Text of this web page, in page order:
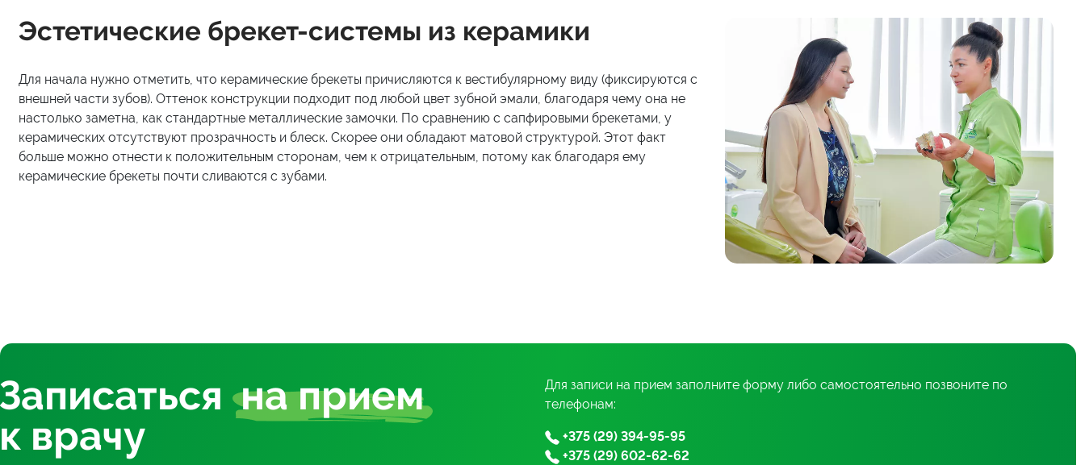
Эстетические брекет-системы из керамики
Для начала нужно отметить, что керамические брекеты причисляются к вестибулярному виду (фиксируются с
внешней части зубов). Оттенок конструкции подходит под любой цвет зубной эмали, благодаря чему она не
настолько заметна, как стандартные металлические замочки. По сравнению с сапфировыми брекетами, у
керамических отсутствуют прозрачность и блеск. Скорее они обладают матовой структурой. Этот факт
больше можно отнести к положительным сторонам, чем к отрицательным, потому как благодаря ему
керамические брекеты почти сливаются с зубами.
на прием
врачу
Для записи на прием заполните форму либо самостоятельно позвоните по
телефонам:
+375 (29) 394-95-95
+375 (29) 602-62-62